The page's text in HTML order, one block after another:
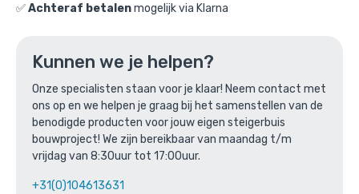
✅Achteraf betalenmogelijk via Klarna
Kunnen we je helpen?
Onze specialisten staan voor je klaar! Neem contact met
ons op en we helpen je graag bij het samenstellen van de
benodigde producten voor jouw eigen steigerbuis
bouwproject! We zijn bereikbaar van maandag t/m
vrijdag van 8:30uur tot 17:00uur.
+31(0)104613631
Buiskoppeling Kapbeugel - vintage
beige-C / 33,7 mm
Gekozen aantal: x
Productnummer: 101V100C
€3,03 incl. BTW